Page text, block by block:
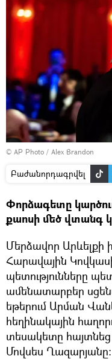
© AP Photo / Alex Brandon
Բաժանորդագրվել
Փորձագետը
քաոսի մեծ վտանգ
Մերձավոր Արևելքի
Հարավային
պետությունները
ամենատարբեր
եթերում Արման
հեղինակային
տեսակետը
Մովսես Ղազարյանը։